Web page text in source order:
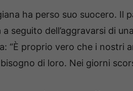
ha perso suo suocero. Il
seguito dell’aggravarsi di
“È proprio vero che i nostri
di loro. Nei giorni